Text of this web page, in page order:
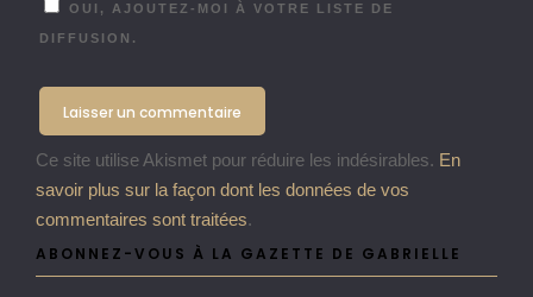
OUI, AJOUTEZ-MOI À VOTRE LISTE DE
DIFFUSION.
Ce site utilise Akismet pour réduire les indésirables. En
savoir plus sur la façon dont les données de vos
commentaires sont traitées.
ABONNEZ-VOUS À LA GAZETTE DE GABRIELLE